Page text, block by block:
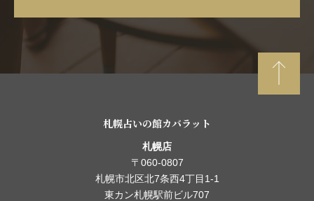
札幌占いの館カバラット
札幌店
〒060-0807
札幌市北区北7条西4丁目1-1
東カン札幌駅前ビル707